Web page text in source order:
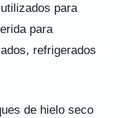
para
para
refrigerados
de hielo seco